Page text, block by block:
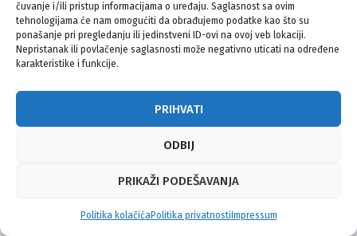
čuvanje i/ili pristup informacijama o uređaju. Saglasnost sa ovim
tehnologijama će nam omogućiti da obrađujemo podatke kao što su
ponašanje pri pregledanju ili jedinstveni ID-ovi na ovoj veb lokaciji.
Nepristanak ili povlačenje saglasnosti može negativno uticati na određene
karakteristike i funkcije.
PRIHVATI
ODBIJ
PRIKAŽI PODEŠAVANJA
Politika kolačićaPolitika privatnosti Impressum
© Vijeće bošnjačke nacionalne manjine Grada Zagreba 2026